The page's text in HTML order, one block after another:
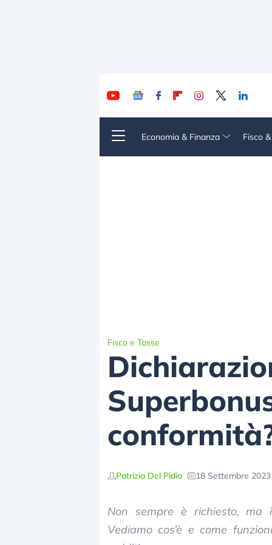
Economia & Finanza Fisco
Fisco e Tasse
Patrizia Del Pidio 18 Settembre
Non sempre è richiesto, ma
Vediamo cos’è e come